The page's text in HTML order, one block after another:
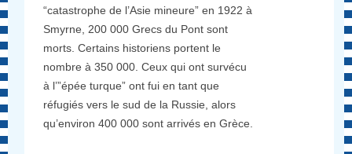
“catastrophe de l’Asie mineure” en 1922 à
Smyrne, 200 000 Grecs du Pont sont
morts. Certains historiens portent le
nombre à 350 000. Ceux qui ont survécu
à l’”épée turque” ont fui en tant que
réfugiés vers le sud de la Russie, alors
qu’environ 400 000 sont arrivés en Grèce.